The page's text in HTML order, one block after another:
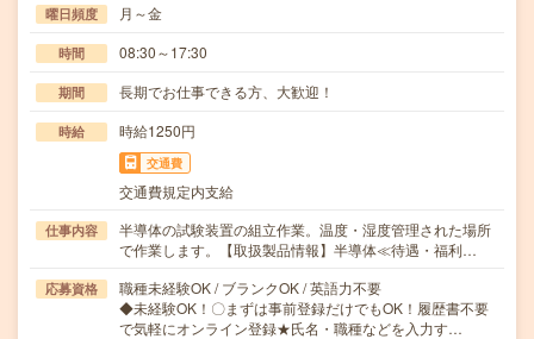
曜日頻度 月～金
時間 08:30～17:30
期間 長期でお仕事できる方、大歓迎！
時給 時給1250円
交通費
交通費規定内支給
仕事内容
半導体の試験装置の組立作業。温度・湿度管理された場所
で作業します。【取扱製品情報】半導体≪待遇・福利…
応募資格
職種未経験OK / ブランクOK / 英語力不要
◆未経験OK！〇まずは事前登録だけでもOK！履歴書不要
で気軽にオンライン登録★氏名・職種などを入力す…